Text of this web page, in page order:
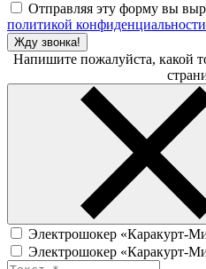
Отправляя эту форму вы
политикой конфиденциальности
Жду звонка!
Напишите пожалуйста, какой
Электрошокер «Каракурт-
Электрошокер «Каракурт-